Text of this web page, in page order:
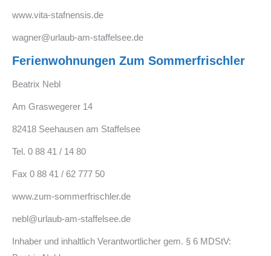
www.vita-stafnensis.de
wagner@urlaub-am-staffelsee.de
Ferienwohnungen Zum Sommerfrischler
Beatrix Nebl
Am Graswegerer 14
82418 Seehausen am Staffelsee
Tel. 0 88 41 / 14 80
Fax 0 88 41 / 62 777 50
www.zum-sommerfrischler.de
nebl@urlaub-am-staffelsee.de
Inhaber und inhaltlich Verantwortlicher gem. § 6 MDStV: